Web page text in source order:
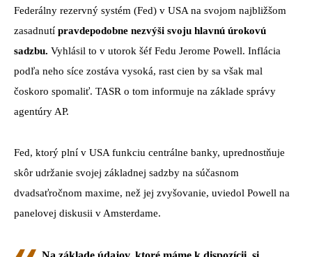
Federálny rezervný systém (Fed) v USA na svojom najbližšom
zasadnutí pravdepodobne nezvýši svoju hlavnú úrokovú
sadzbu. Vyhlásil to v utorok šéf Fedu Jerome Powell. Inflácia
podľa neho síce zostáva vysoká, rast cien by sa však mal
čoskoro spomaliť. TASR o tom informuje na základe správy
agentúry AP.
Fed, ktorý plní v USA funkciu centrálne banky, uprednostňuje
skôr udržanie svojej základnej sadzby na súčasnom
dvadsaťročnom maxime, než jej zvyšovanie, uviedol Powell na
panelovej diskusii v Amsterdame.